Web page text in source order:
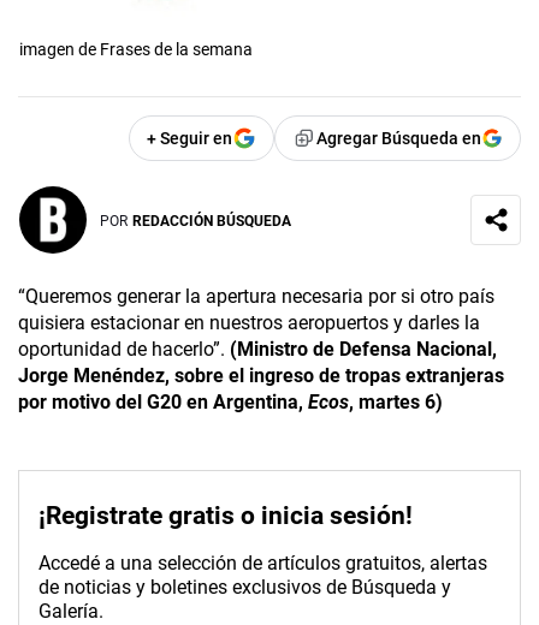
imagen de Frases de la semana
+ Seguir en Agregar Búsqueda en
POR REDACCIÓN BÚSQUEDA
“Queremos generar la apertura necesaria por si otro país
quisiera estacionar en nuestros aeropuertos y darles la
oportunidad de hacerlo”. (Ministro de Defensa Nacional,
Jorge Menéndez, sobre el ingreso de tropas extranjeras
por motivo del G20 en Argentina, Ecos, martes 6)
¡Registrate gratis o inicia sesión!
Accedé a una selección de artículos gratuitos, alertas
de noticias y boletines exclusivos de Búsqueda y
Galería.